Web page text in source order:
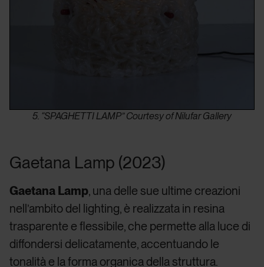
5. “SPAGHETTI LAMP” Courtesy of Nilufar Gallery
Gaetana Lamp (2023)
Gaetana Lamp, una delle sue ultime creazioni
nell’ambito del lighting, è realizzata in resina
trasparente e flessibile, che permette alla luce di
diffondersi delicatamente, accentuando le
tonalità e la forma organica della struttura.